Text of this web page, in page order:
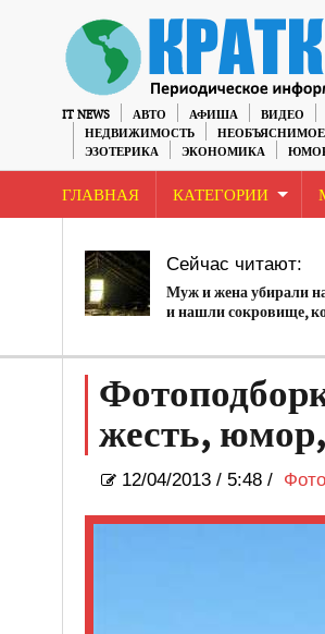
IT NEWS АВТО АФИША ВИДЕО
НЕДВИЖИМОСТЬ
НЕОБЪЯСНИМОЕ
ЭЗОТЕРИКА
ЭКОНОМИКА
ГЛАВНАЯ КАТЕГОРИИ
Сейчас читают:
Муж и жена убирали
и нашли сокровище,
жесть,
12/04/2013/ 5:48 / Фото